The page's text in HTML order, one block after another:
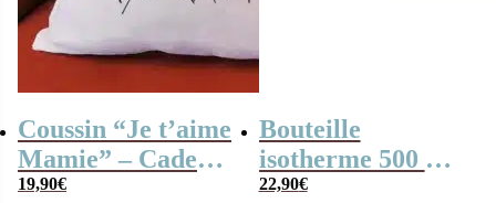
Coussin “Je t’aime
Mamie” – Cadeau
Grand-Mère
19,90€
Bouteille
isotherme 500 ml
“Ma mamie
22,90€